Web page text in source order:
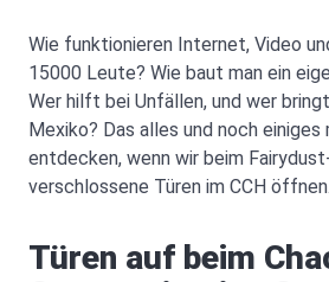
Wie funktionieren Internet, Video
15000 Leute? Wie baut man ein
Wer hilft bei Unfällen, und wer
Mexiko? Das alles und noch einiges
entdecken, wenn wir beim
verschlossene Türen im CCH öffnen.
Türen auf beim